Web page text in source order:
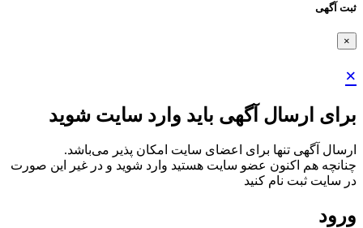
ثبت آگهی
×
×
برای ارسال آگهی باید وارد سایت شوید
ارسال آگهی تنها برای اعضای سایت امکان پذیر می‌باشد.
چنانچه هم‌ اکنون عضو سایت هستید وارد شوید و در غیر این صورت
در سایت ثبت نام کنید
ورود